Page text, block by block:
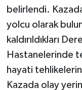
belirlendi.
yolcu olarak
kaldırıldıkları
Hastanelerinde
hayati
Kazada olay